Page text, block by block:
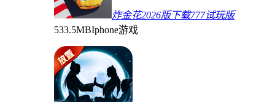
炸金花2026版下载777试玩版
533.5MBIphone游戏